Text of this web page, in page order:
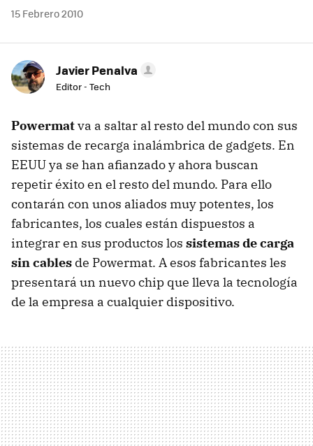
15 Febrero 2010
Javier Penalva
Editor - Tech
Powermatva a saltar al resto del mundo con sus
sistemas de recarga inalámbrica de gadgets. En
EEUUya se han afianzado y ahora buscan
repetir éxito en el resto del mundo. Para ello
contarán con unos aliados muy potentes, los
fabricantes, los cuales están dispuestos a
integrar en sus productos los sistemas de carga
sin cables de Powermat. A esos fabricantes les
presentará un nuevo chip que lleva la tecnología
de la empresa a cualquier dispositivo.